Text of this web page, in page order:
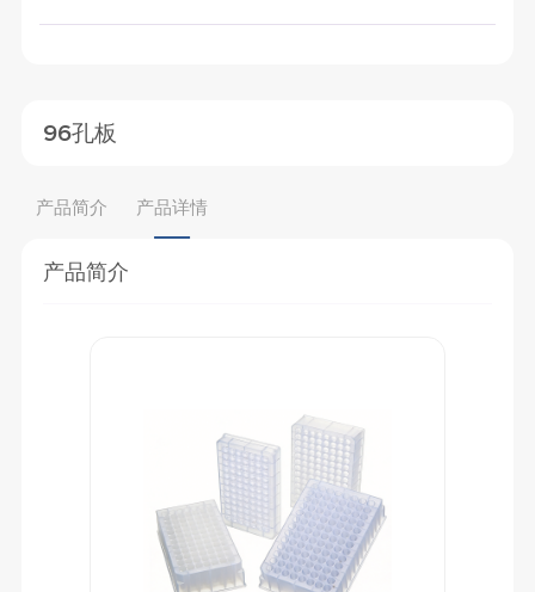
96孔板
产品简介 产品详情
产品简介